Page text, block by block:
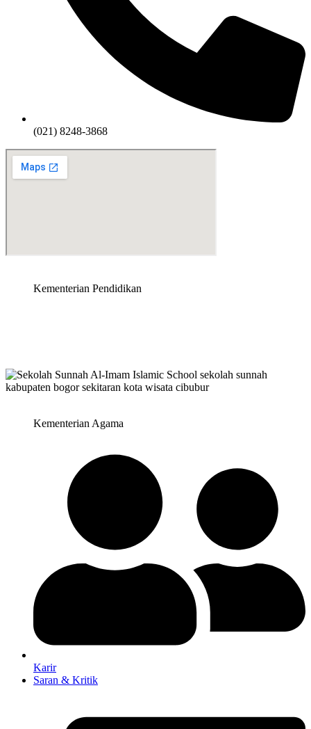
(021) 8248-3868
Kementerian Pendidikan
Kementerian Agama
Karir
Saran & Kritik